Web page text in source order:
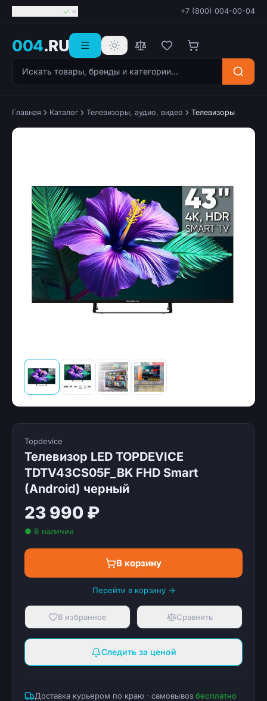
+7 (800) 004-00-04
004.RU
Поиск товаров
Главная Каталог Телевизоры, аудио, видео Телевизоры
Topdevice
Телевизор LED TOPDEVICE
TDTV43CS05F_BK FHD Smart
(Android) черный
23 990 ₽
● В наличии
В корзину
Перейти в корзину →
В избранное Сравнить
Следить за ценой
Доставка курьером по краю · самовывоз бесплатно